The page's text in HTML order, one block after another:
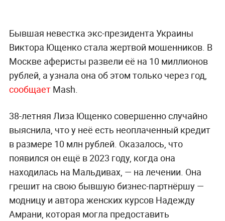
Бывшая невестка экс-президента Украины
Виктора Ющенко стала жертвой мошенников. В
Москве аферисты развели её на 10 миллионов
рублей, а узнала она об этом только через год,
сообщает Mash.
38-летняя Лиза Ющенко совершенно случайно
выяснила, что у неё есть неоплаченный кредит
в размере 10 млн рублей. Оказалось, что
появился он ещё в 2023 году, когда она
находилась на Мальдивах, — на лечении. Она
грешит на свою бывшую бизнес-партнёршу —
модницу и автора женских курсов Надежду
Амрани, которая могла предоставить